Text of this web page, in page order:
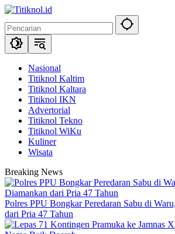
Langsung
konten
Nasional
Titiknol Kaltim
Titiknol Kaltara
Titiknol IKN
Advertorial
Titiknol Tekno
Titiknol WiKu
Kuliner
Wisata
Breaking News
Polres PPU Bongkar Peredaran Sabu di
dari Pria 47 Tahun